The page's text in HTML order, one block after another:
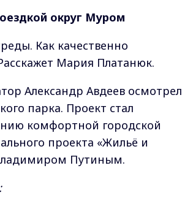
округ Муром
Как качественно
Мария Платанюк.
Александр Авдеев осмотрел
парка. Проект стал
комфортной городской
проекта «Жильё и
Путиным.